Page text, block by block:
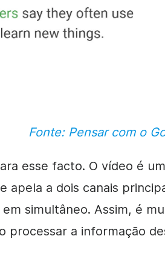
Fonte: Pensar com o
esse facto. O vídeo é um
apela a dois canais
simultâneo. Assim, é
processar a informação